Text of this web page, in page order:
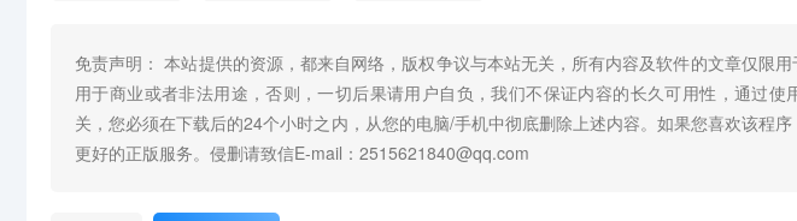
免责声明： 本站提供的资源，都来自网络，版权争议与本站无关，所有内容及软件的文章仅限
用于商业或者非法用途，否则，一切后果请用户自负，我们不保证内容的长久可用性，通过使
关，您必须在下载后的24个小时之内，从您的电脑/手机中彻底删除上述内容。如果您喜欢该程
更好的正版服务。侵删请致信E-mail：2515621840@qq.com